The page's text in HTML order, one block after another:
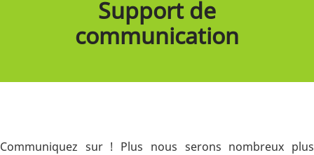
Support de
communication
Communiquez sur ! Plus nous serons nombreux plus